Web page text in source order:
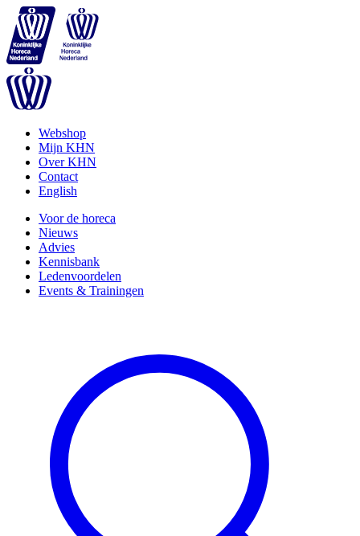
Webshop
Mijn KHN
Over KHN
Contact
English
Voor de horeca
Nieuws
Advies
Kennisbank
Ledenvoordelen
Events & Trainingen